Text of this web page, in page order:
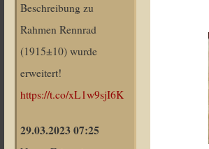
Beschreibung zu
Rahmen Rennrad
(1915±10) wurde
erweitert!
https://t.co/xL1w9sjI6K
29.03.2023 07:25